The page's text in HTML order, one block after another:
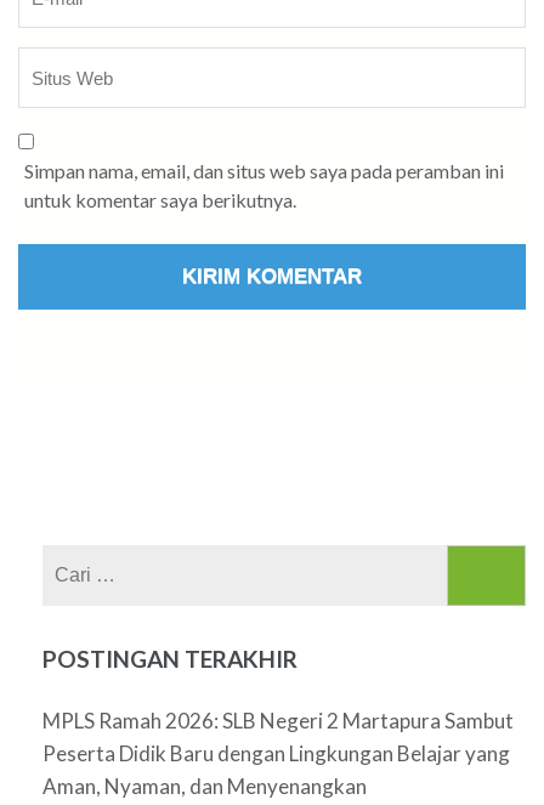
Simpan nama, email, dan situs web saya pada peramban ini
untuk komentar saya berikutnya.
POSTINGAN TERAKHIR
MPLS Ramah 2026: SLB Negeri 2 Martapura Sambut
Peserta Didik Baru dengan Lingkungan Belajar yang
Aman, Nyaman, dan Menyenangkan